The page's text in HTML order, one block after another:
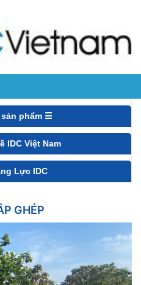
sản phẩm ☰
IDC Việt Nam
Lực IDC
GHÉP